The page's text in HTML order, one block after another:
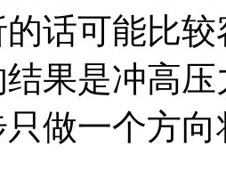
话可能比
果是冲高
做一个方